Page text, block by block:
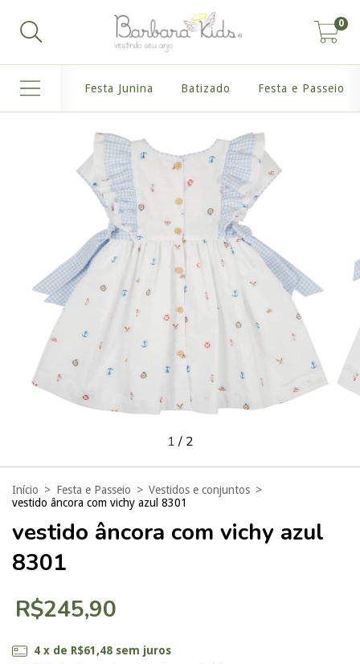
0
Festa Junina Batizado Festa e Passeio
1/ 2
Início > Festa e Passeio > Vestidos e conjuntos >
vestido âncora com vichy azul 8301
vestido âncora com vichy azul
8301
R$245,90
4 x de R$61,48 sem juros